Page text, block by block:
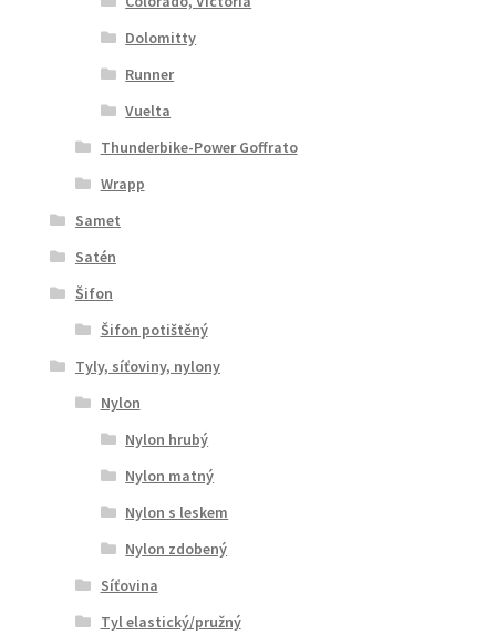
Dolomitty
Runner
Vuelta
Thunderbike-Power Goffrato
Wrapp
Samet
Satén
Šifon
Šifon potištěný
Tyly, síťoviny, nylony
Nylon
Nylon hrubý
Nylon matný
Nylon s leskem
Nylon zdobený
Síťovina
Tyl elastický/pružný